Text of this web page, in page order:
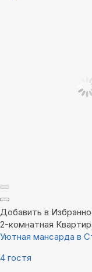
Добавить в
2-комнатная
Уютная мансарда в
4 гостя